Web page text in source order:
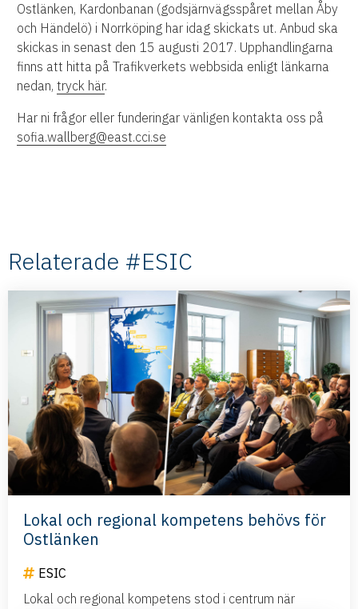
Ostlänken, Kardonbanan (godsjärnvägsspåret mellan Åby
och Händelö) i Norrköping har idag skickats ut. Anbud ska
skickas in senast den 15 augusti 2017. Upphandlingarna
finns att hitta på Trafikverkets webbsida enligt länkarna
nedan,tryck här.
Har ni frågor eller funderingar vänligen kontakta oss på
sofia.wallberg@east.cci.se
Relaterade #ESIC
Lokal och regional kompetens behövs för
Ostlänken
ESIC
Lokal och regional kompetens stod i centrum när